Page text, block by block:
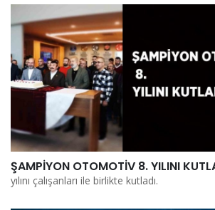
ŞAMPİYON OTOMOTİV 8. YILINI
yılını çalışanları ile birlikte kutladı.